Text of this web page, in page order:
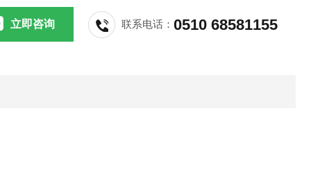
立即咨询 联系电话：0510 68581155